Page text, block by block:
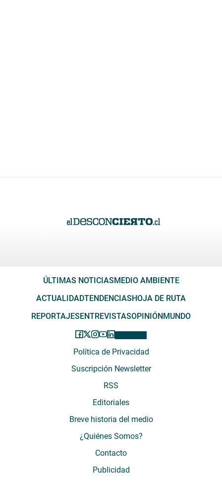
ÚLTIMAS NOTICIASMEDIO AMBIENTE
ACTUALIDADTENDENCIASHOJA DE RUTA
REPORTAJESENTREVISTASOPINIÓNMUNDO
Política de Privacidad
Suscripción Newsletter
RSS
Editoriales
Breve historia del medio
¿Quiénes Somos?
Contacto
Publicidad